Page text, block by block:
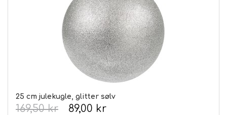
25 cm julekugle, glitter sølv
89,00 kr
169,50 kr